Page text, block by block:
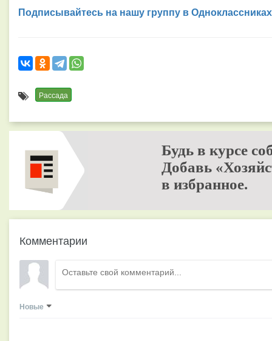
Подписывайтесь на нашу группу в Одноклассниках
Рассада
Будь в курсе
Добавь
в избранное.
Комментарии
Новые